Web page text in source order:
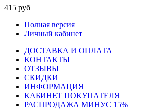
415 руб
Полная версия
Личный кабинет
ДОСТАВКА И ОПЛАТА
КОНТАКТЫ
ОТЗЫВЫ
СКИДКИ
ИНФОРМАЦИЯ
КАБИНЕТ ПОКУПАТЕЛЯ
РАСПРОДАЖА МИНУС 15%